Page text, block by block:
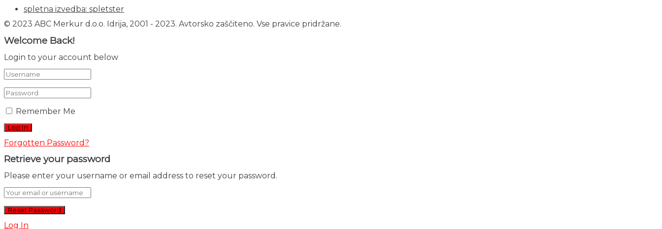
spletna izvedba: spletster
© 2023 ABC Merkur d.o.o. Idrija, 2001 - 2023. Avtorsko zaščiteno. Vse pravice pridržane.
Welcome Back!
Login to your account below
Remember Me
Forgotten Password?
Retrieve your password
Please enter your username or email address to reset your password.
Log In